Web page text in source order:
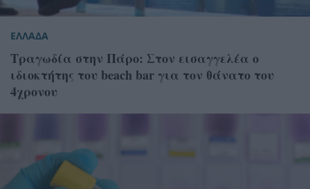
ΕΛΛΑΔΑ
Τραγωδία στην Πάρο: Στον εισαγγελέα ο
ιδιοκτήτης του beach bar για τον θάνατο του
4χρονου